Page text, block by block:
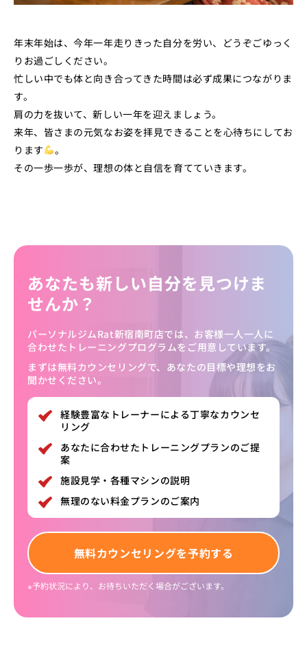
年末年始は、今年一年走りきった自分を労い、どうぞごゆっく
りお過ごしください。
忙しい中でも体と向き合ってきた時間は必ず成果につながりま
す。
肩の力を抜いて、新しい一年を迎えましょう。
来年、皆さまの元気なお姿を拝見できることを心待ちにしてお
ります
。
その一歩一歩が、理想の体と自信を育てていきます。
あなたも新しい自分を見つけま
せんか？
パーソナルジムRat新宿南町店では、お客様一人一人に
合わせたトレーニングプログラムをご用意しています。
まずは無料カウンセリングで、あなたの目標や理想をお
聞かせください。
経験豊富なトレーナーによる丁寧なカウンセ
リング
あなたに合わせたトレーニングプランのご提
案
施設見学・各種マシンの説明
無理のない料金プランのご案内
無料カウンセリングを予約する
※予約状況により、お待ちいただく場合がございます。